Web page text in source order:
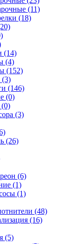
(11)
(18)
(14)
(4)
(152)
(3)
(146)
(0)
(3)
(26)
(6)
(1)
(1)
(48)
(16)
(5)